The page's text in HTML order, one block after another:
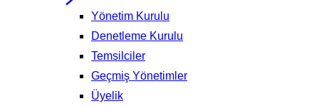
Yönetim Kurulu
Denetleme Kurulu
Temsilciler
Geçmiş Yönetimler
Üyelik